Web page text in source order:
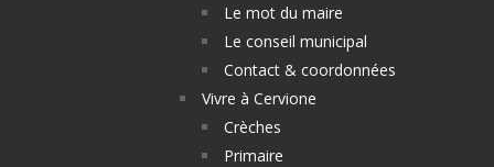
Le mot du maire
Le conseil municipal
Contact & coordonnées
Vivre à Cervione
Crèches
Primaire